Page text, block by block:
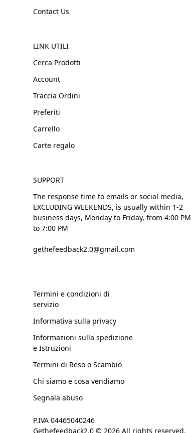
Contact Us
LINK UTILI
Cerca Prodotti
Account
Traccia Ordini
Preferiti
Carrello
Carte regalo
SUPPORT
The response time to emails or social media,
EXCLUDING WEEKENDS, is usually within 1-2
business days, Monday to Friday, from 4:00 PM
to 7:00 PM
gethefeedback2.0@gmail.com
Termini e condizioni di
servizio
Informativa sulla privacy
Informazioni sulla spedizione
e Istruzioni
Termini di Reso o Scambio
Chi siamo e cosa vendiamo
Segnala abuso
P.IVA 04465040246
Gethefeedback2.0 © 2026 All rights reserved.